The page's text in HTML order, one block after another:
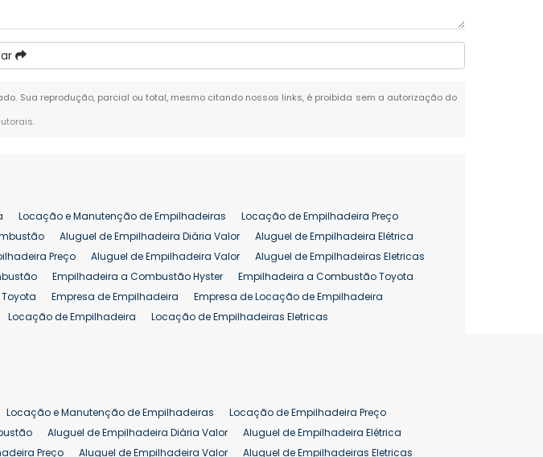
Sua reprodução, parcial ou total, mesmo citando nossos links, é proibida sem a autorização do
.
Locação e Manutenção de Empilhadeiras
Locação de Empilhadeira Preço
Aluguel de Empilhadeira Diária Valor
Aluguel de Empilhadeira Elétrica
Preço Aluguel de Empilhadeira Valor
Aluguel de Empilhadeiras Eletricas
Empilhadeira a Combustão Hyster
Empilhadeira a Combustão Toyota
Empresa de Empilhadeira
Empresa de Locação de Empilhadeira
Locação de Empilhadeira
Locação de Empilhadeiras Eletricas
25 ton Empilhadeira a Combustão 25 ton
Preço de Empilhadeira 25 ton
Locação e Manutenção de Empilhadeiras
Locação de Empilhadeira Preço
Aluguel de Empilhadeira Diária Valor
Aluguel de Empilhadeira Elétrica
Preço Aluguel de Empilhadeira Valor
Aluguel de Empilhadeiras Eletricas